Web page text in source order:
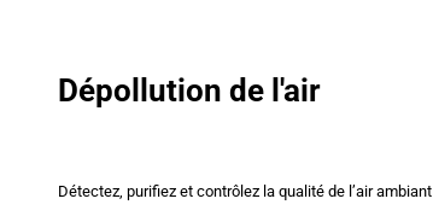
Dépollution de l'air
Détectez, purifiez et contrôlez la qualité de l’air ambiant